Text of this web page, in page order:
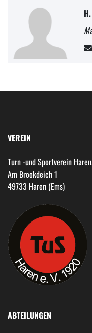
VEREIN
Turn -und Sportverein
Am Brookdeich 1
49733 Haren (Ems)
ABTEILUNGEN